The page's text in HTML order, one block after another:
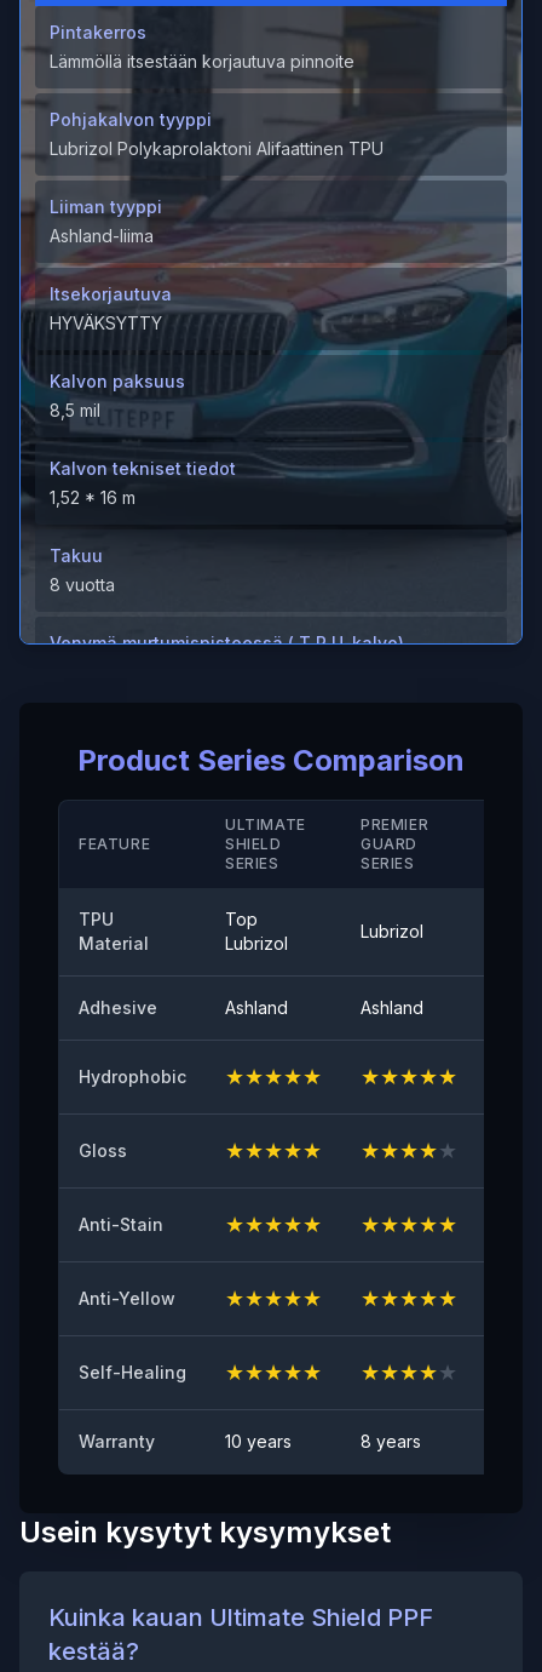
Pintakerros
Lämmöllä itsestään korjautuva pinnoite
Pohjakalvon tyyppi
Lubrizol Polykaprolaktoni Alifaattinen TPU
Liiman tyyppi
Ashland-liima
Itsekorjautuva
HYVÄKSYTTY
Kalvon paksuus
8,5 mil
Kalvon tekniset tiedot
1,52 * 16 m
Takuu
8 vuotta
Venymä murtumispisteessä ( T P U-kalvo)
＞280 (%)
-40°-120°
≤0,35 (N/25mm)
Alkutartunta
≤2
Tahraantumisen esto
Ei näkyvää tahraa
Product Series Comparison
FEATURE
ULTIMATE
SHIELD
SERIES
PREMIER
GUARD
SERIES
TPU
Material
Top
Lubrizol
Lubrizol
Adhesive Ashland Ashland
Hydrophobic ★★★★★ ★★★★★
Gloss ★★★★★ ★★★★★
Anti-Stain ★★★★★ ★★★★★
Anti-Yellow ★★★★★ ★★★★★
Self-Healing ★★★★★ ★★★★★
Warranty 10 years 8 years
Usein kysytyt kysymykset
Kuinka kauan Ultimate Shield PPF
kestää?